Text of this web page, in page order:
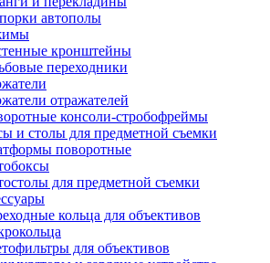
автополы
кронштейны
переходники
отражателей
консоли-стробофреймы
и столы для предметной съемки
поворотные
для предметной съемки
кольца для объективов
для объективов